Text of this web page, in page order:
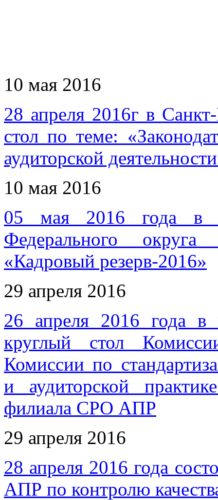
10 мая 2016
28 апреля 2016г в
стол по теме:
аудиторской
10 мая 2016
05 мая 2016 года в
Федерального
«Кадровый резерв-2016»
29 апреля 2016
26 апреля 2016 года в
круглый стол
Комиссии по
и аудиторской
филиала СРО АПР
29 апреля 2016
28 апреля 2016 года
АПР по контролю